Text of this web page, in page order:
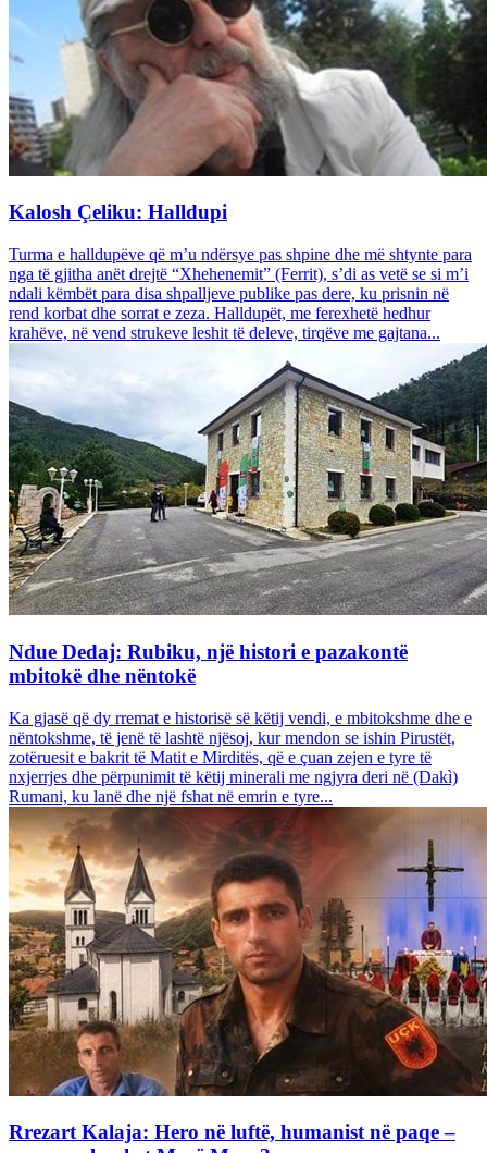
Kalosh Çeliku: Halldupi
Turma e halldupëve që m’u ndërsye pas shpine dhe më shtynte para
nga të gjitha anët drejtë “Xhehenemit” (Ferrit), s’di as vetë se si m’i
ndali këmbët para disa shpalljeve publike pas dere, ku prisnin në
rend korbat dhe sorrat e zeza. Halldupët, me ferexhetë hedhur
krahëve, në vend strukeve leshit të deleve, tirqëve me gajtana...
Ndue Dedaj: Rubiku, një histori e pazakontë
mbitokë dhe nëntokë
Ka gjasë që dy rremat e historisë së këtij vendi, e mbitokshme dhe e
nëntokshme, të jenë të lashtë njësoj, kur mendon se ishin Pirustët,
zotëruesit e bakrit të Matit e Mirditës, që e çuan zejen e tyre të
nxjerrjes dhe përpunimit të këtij minerali me ngjyra deri në (Dakì)
Rumani, ku lanë dhe një fshat në emrin e tyre...
Rrezart Kalaja: Hero në luftë, humanist në paqe –